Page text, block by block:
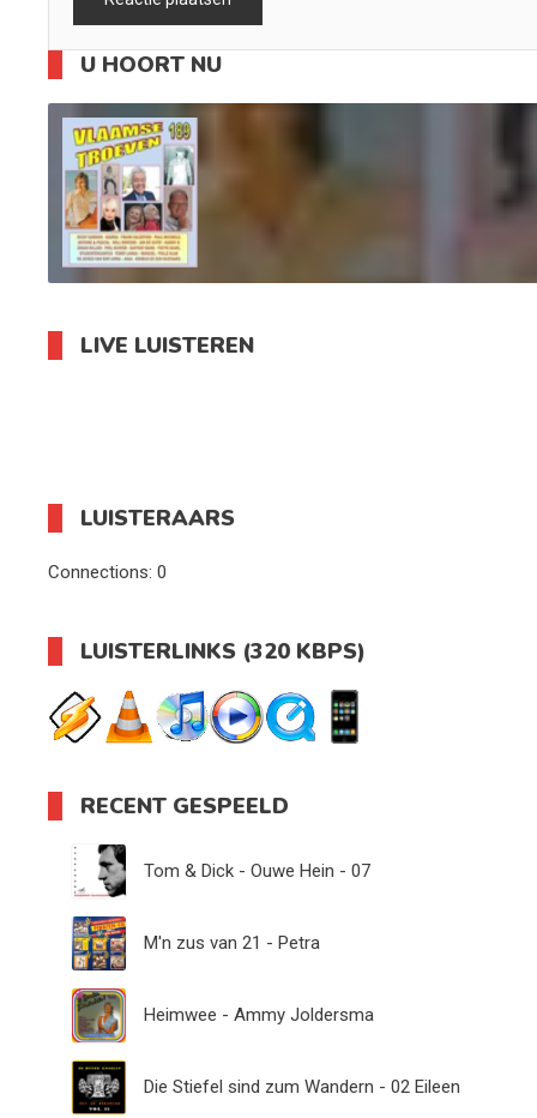
U HOORT NU
LIVE LUISTEREN
LUISTERAARS
Connections: 0
LUISTERLINKS (320 KBPS)
RECENT GESPEELD
Tom & Dick - Ouwe Hein - 07
M'n zus van 21 - Petra
Heimwee - Ammy Joldersma
Die Stiefel sind zum Wandern - 02 Eileen